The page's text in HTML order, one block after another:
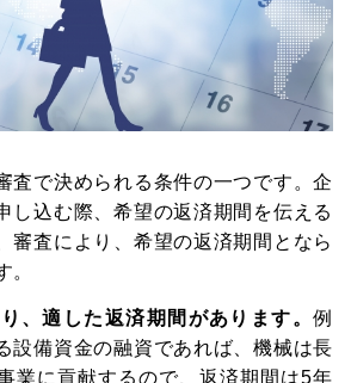
査で決められる条件の一つです。企
し込む際、希望の返済期間を伝える
審査により、希望の返済期間となら
。
、適した返済期間があります。例
設備資金の融資であれば、機械は長
業に貢献するので、返済期間は5年